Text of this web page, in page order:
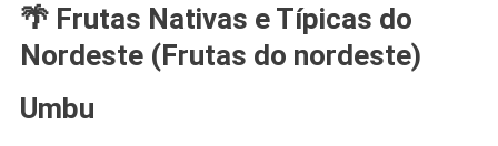
🌴 Frutas Nativas e Típicas do
Nordeste (Frutas do nordeste)
Umbu